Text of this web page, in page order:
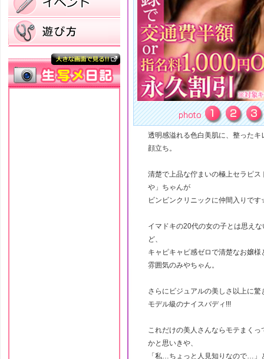
透明感溢れる色白美肌に、整ったキ
顔立ち。
清楚で上品な佇まいの極上セラピス
や」ちゃんが
ビンビンクリニックに仲間入りで
イマドキの20代の女の子とは思えな
ど、
キャピキャピ感ゼロで清楚なお嬢様
雰囲気のみやちゃん。
さらにビジュアルの美しさ以上に驚
モデル級のナイスバディ!!!
これだけの美人さんならモテまくっ
かと思いきや、
「私…ちょっと人見知りなので…」